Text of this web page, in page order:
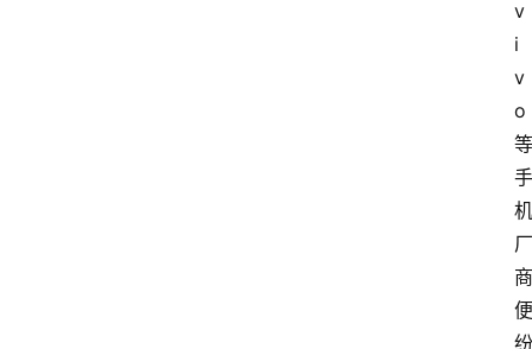
v
i
v
o
等
手
机
厂
商
便
纷